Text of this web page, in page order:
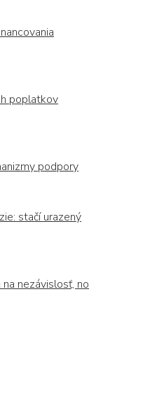
poplatkov
podpory
stačí urazený
nezávislosť, no